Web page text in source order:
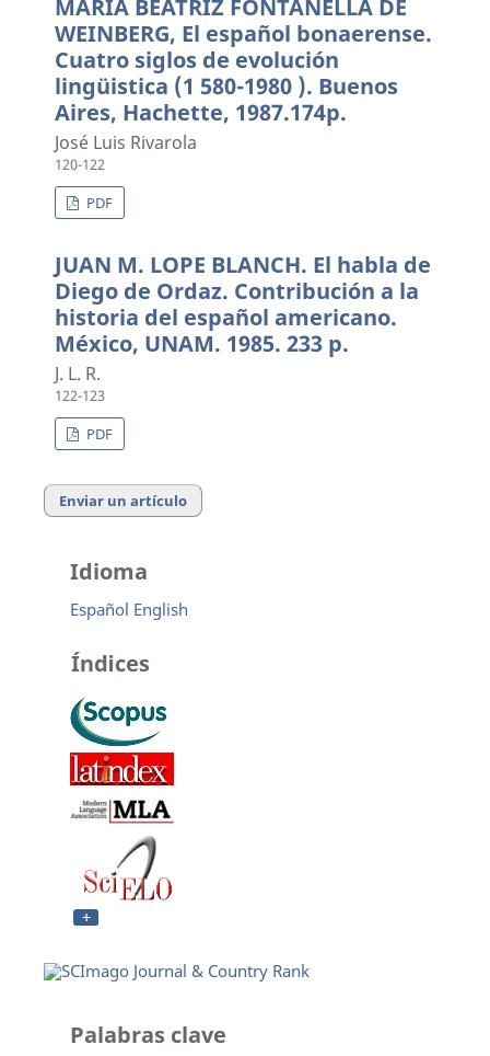
MARIA BEATRIZ FONTANELLA DE
WEINBERG, El español bonaerense.
Cuatro siglos de evolución
lingüistica (1 580-1980 ). Buenos
Aires, Hachette, 1987.174p.
José Luis Rivarola
120-122
PDF
JUAN M. LOPE BLANCH. El habla de
Diego de Ordaz. Contribución a la
historia del español americano.
México, UNAM. 1985. 233 p.
J. L. R.
122-123
PDF
Enviar un artículo
Idioma
Español English
Palabras clave